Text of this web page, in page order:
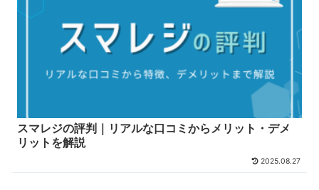
スマレジの評判｜リアルな口コミからメリット・デメ
リットを解説
2025.08.27